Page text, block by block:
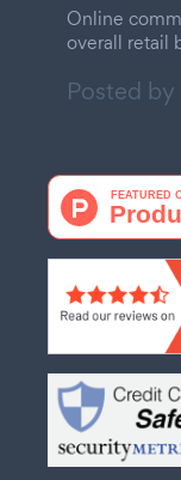
Online
overall retail
Posted by